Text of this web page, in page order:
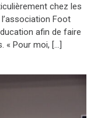
chez les
Foot
afin de faire
« Pour moi, […]